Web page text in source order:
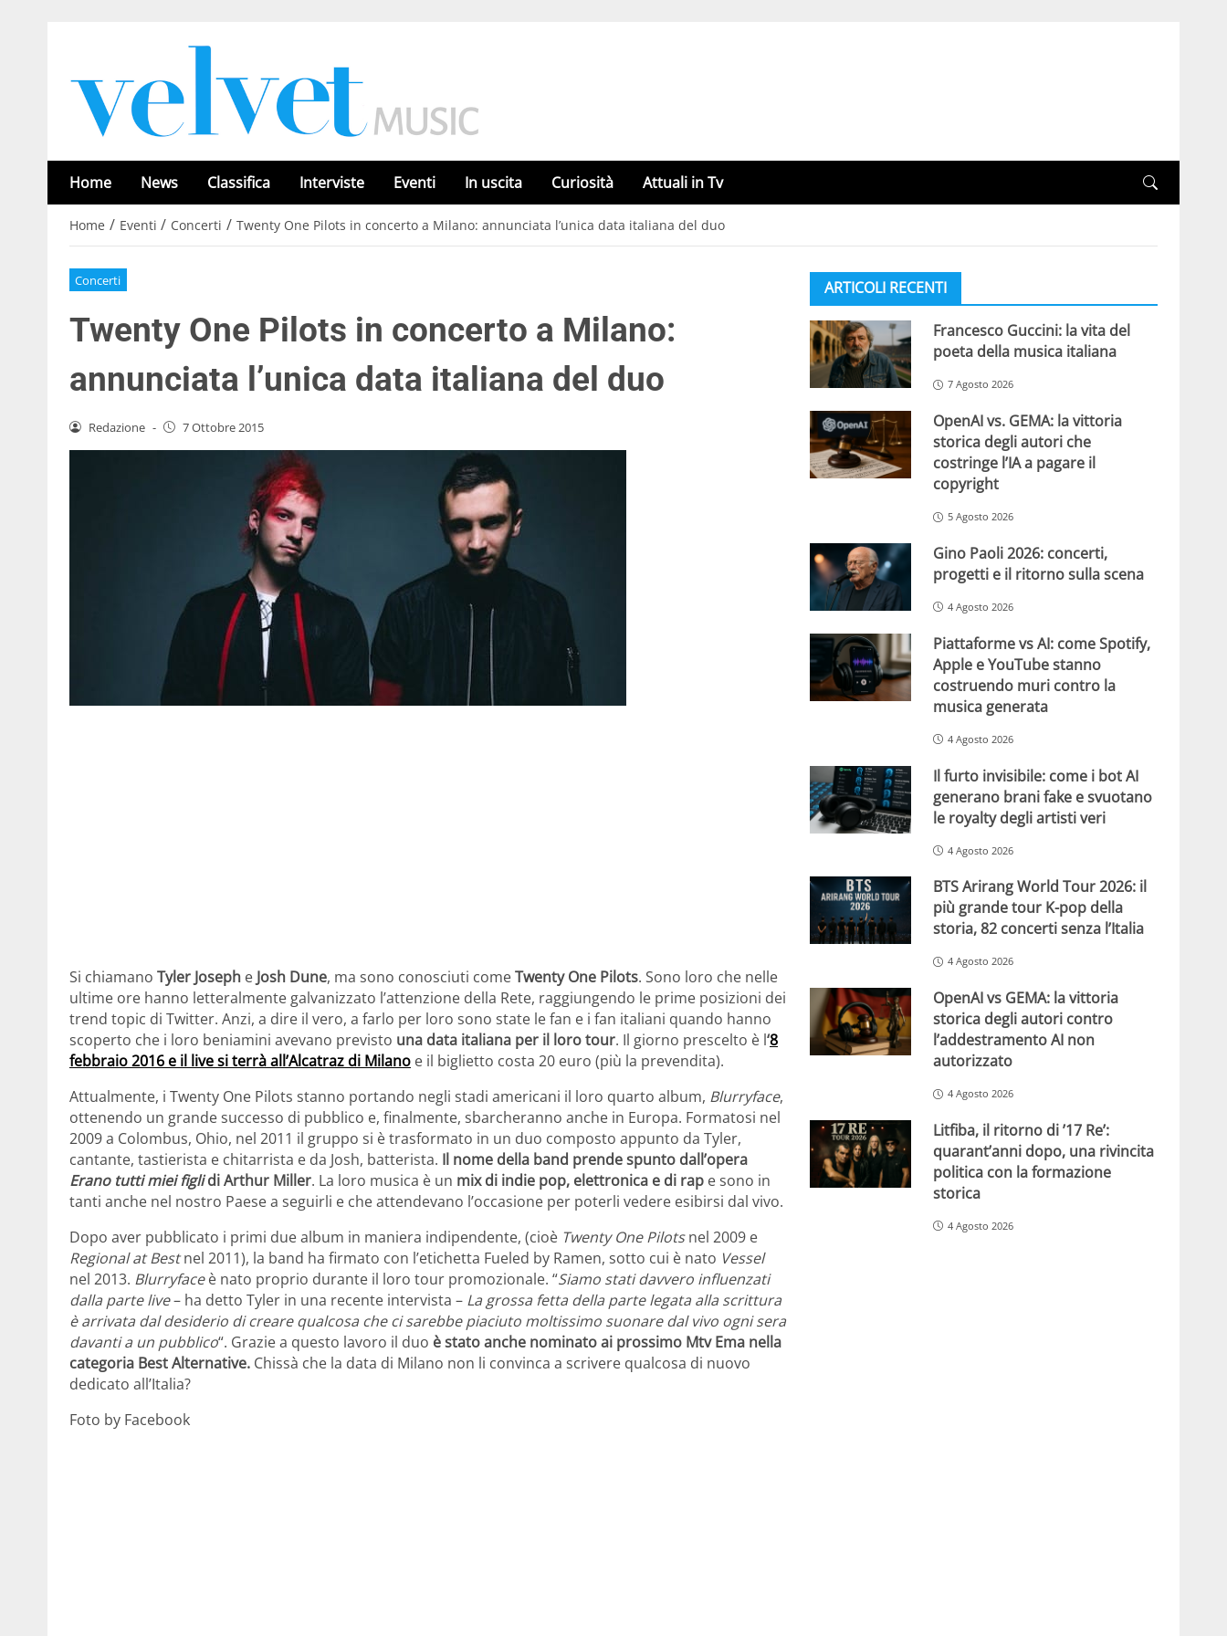
Home News Classifica Interviste Eventi In uscita Curiosità Attuali in Tv
Home / Eventi / Concerti / Twenty One Pilots in concerto a Milano: annunciata l’unica data italiana del duo
Concerti
Twenty One Pilots in concerto a Milano:
annunciata l’unica data italiana del duo
Redazione - 7 Ottobre 2015
Si chiamano Tyler Joseph e Josh Dune, ma sono conosciuti comeTwenty One Pilots. Sono loro che nelle
ultime ore hanno letteralmente galvanizzato l’attenzione della Rete, raggiungendo le prime posizioni dei
trend topic di Twitter. Anzi, a dire il vero, a farlo per loro sono state le fan e i fan italiani quando hanno
scoperto che i loro beniamini avevano previsto una data italiana per il loro tour. Il giorno prescelto è l‘8
febbraio 2016 e il live si terrà all’Alcatraz di Milano e il biglietto costa 20 euro (più la prevendita).
Attualmente, i Twenty One Pilots stanno portando negli stadi americani il loro quarto album, Blurryface,
ottenendo un grande successo di pubblico e, finalmente, sbarcheranno anche in Europa. Formatosi nel
2009 a Colombus, Ohio, nel 2011 il gruppo si è trasformato in un duo composto appunto da Tyler,
cantante, tastierista e chitarrista e da Josh, batterista. Il nome della band prende spunto dall’opera
Erano tutti miei figlidi Arthur Miller. La loro musica è un mix di indie pop, elettronica e di rap e sono in
tanti anche nel nostro Paese a seguirli e che attendevano l’occasione per poterli vedere esibirsi dal vivo.
Dopo aver pubblicato i primi due album in maniera indipendente, (cioè Twenty One Pilotsnel 2009 e
Regional at Bestnel 2011), la band ha firmato con l’etichetta Fueled by Ramen, sotto cui è nato Vessel
nel 2013. Blurryfaceè nato proprio durante il loro tour promozionale. “Siamo stati davvero influenzati
dalla parte live– ha detto Tyler in una recente intervista – La grossa fetta della parte legata alla scrittura
è arrivata dal desiderio di creare qualcosa che ci sarebbe piaciuto moltissimo suonare dal vivo ogni sera
davanti a un pubblico“. Grazie a questo lavoro il duo è stato anche nominato ai prossimo Mtv Ema nella
categoria Best Alternative. Chissà che la data di Milano non li convinca a scrivere qualcosa di nuovo
dedicato all’Italia?
Foto by Facebook
ARTICOLI RECENTI
Francesco Guccini: la vita del
poeta della musica italiana
7 Agosto 2026
OpenAI vs. GEMA: la vittoria
storica degli autori che
costringe l’IA a pagare il
copyright
5 Agosto 2026
Gino Paoli 2026: concerti,
progetti e il ritorno sulla scena
4 Agosto 2026
Piattaforme vs AI: come Spotify,
Apple e YouTube stanno
costruendo muri contro la
musica generata
4 Agosto 2026
Il furto invisibile: come i bot AI
generano brani fake e svuotano
le royalty degli artisti veri
4 Agosto 2026
BTS Arirang World Tour 2026: il
più grande tour K-pop della
storia, 82 concerti senza l’Italia
4 Agosto 2026
OpenAI vs GEMA: la vittoria
storica degli autori contro
l’addestramento AI non
autorizzato
4 Agosto 2026
Litfiba, il ritorno di ’17 Re’:
quarant’anni dopo, una rivincita
politica con la formazione
storica
4 Agosto 2026